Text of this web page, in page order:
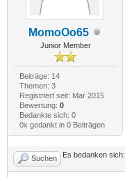
MomoOo65
Junior Member
Beiträge: 14
Themen: 3
Registriert seit: Mar 2015
Bewertung: 0
Bedankte sich: 0
0x gedankt in 0 Beiträgen
Suchen Es bedanken sich: